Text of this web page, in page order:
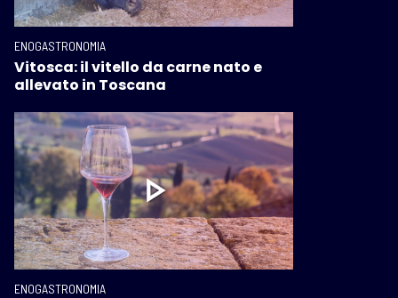
ENOGASTRONOMIA
Vitosca: il vitello da carne nato e
allevato in Toscana
ENOGASTRONOMIA